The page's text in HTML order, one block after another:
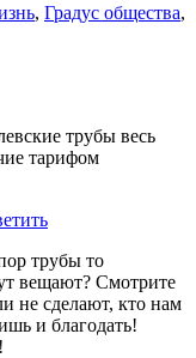
, Градус общества,
трубы весь
тарифом
трубы то
вещают? Смотрите
не сделают, кто нам
и благодать!